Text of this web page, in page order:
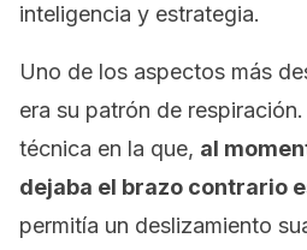
inteligencia y estrategia.
Uno de los aspectos más
era su patrón de
técnica en la que, al
dejaba el brazo contrario
permitía un deslizamiento